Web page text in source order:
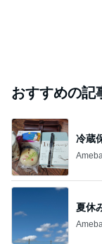
おすすめの記
冷蔵
夏休